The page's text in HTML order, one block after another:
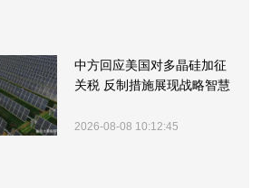
中方回应美国对多晶硅加征
关税 反制措施展现战略智慧
2026-08-08 10:12:45